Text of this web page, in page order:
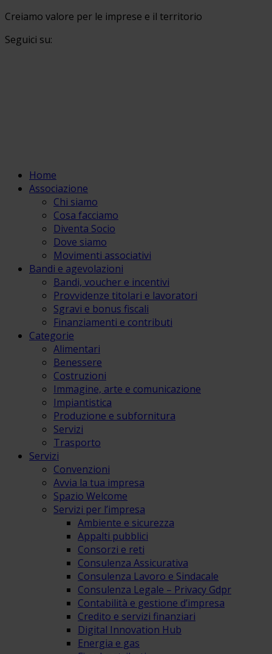
Creiamo valore per le imprese e il territorio
Seguici su:
Home
Associazione
Chi siamo
Cosa facciamo
Diventa Socio
Dove siamo
Movimenti associativi
Bandi e agevolazioni
Bandi, voucher e incentivi
Provvidenze titolari e lavoratori
Sgravi e bonus fiscali
Finanziamenti e contributi
Categorie
Alimentari
Benessere
Costruzioni
Immagine, arte e comunicazione
Impiantistica
Produzione e subfornitura
Servizi
Trasporto
Servizi
Convenzioni
Avvia la tua impresa
Spazio Welcome
Servizi per l’impresa
Ambiente e sicurezza
Appalti pubblici
Consorzi e reti
Consulenza Assicurativa
Consulenza Lavoro e Sindacale
Consulenza Legale – Privacy Gdpr
Contabilità e gestione d’impresa
Credito e servizi finanziari
Digital Innovation Hub
Energia e gas